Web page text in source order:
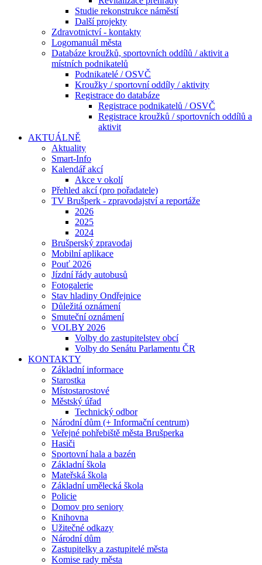
Studie rekonstrukce náměstí
Další projekty
Zdravotnictví - kontakty
Logomanuál města
Databáze kroužků, sportovních oddílů / aktivit a
místních podnikatelů
Podnikatelé / OSVČ
Kroužky / sportovní oddíly / aktivity
Registrace do databáze
Registrace podnikatelů / OSVČ
Registrace kroužků / sportovních oddílů a
aktivit
AKTUÁLNĚ
Aktuality
Smart-Info
Kalendář akcí
Akce v okolí
Přehled akcí (pro pořadatele)
TV Brušperk - zpravodajství a reportáže
2026
2025
2024
Brušperský zpravodaj
Mobilní aplikace
Pouť 2026
Jízdní řády autobusů
Fotogalerie
Stav hladiny Ondřejnice
Důležitá oznámení
Smuteční oznámení
VOLBY 2026
Volby do zastupitelstev obcí
Volby do Senátu Parlamentu ČR
KONTAKTY
Základní informace
Starostka
Místostarostové
Městský úřad
Technický odbor
Národní dům (+ Informační centrum)
Veřejné pohřebiště města Brušperka
Hasiči
Sportovní hala a bazén
Základní škola
Mateřská škola
Základní umělecká škola
Policie
Domov pro seniory
Knihovna
Užitečné odkazy
Národní dům
Zastupitelky a zastupitelé města
Komise rady města